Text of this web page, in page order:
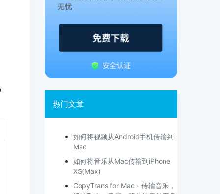
热门文章
如何将视频从Android手机传输到
Mac
如何将音乐从Mac传输到iPhone
XS(Max)
CopyTrans for Mac - 传输音乐，